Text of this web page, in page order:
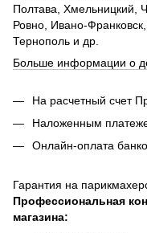
Полтава, Хмельницкий,
Ровно, Ивано-
Тернополь и др.
Больше информации о
На расчетный счет
Наложенным
Онлайн-оплата
Гарантия на
Профессиональная
магазина: